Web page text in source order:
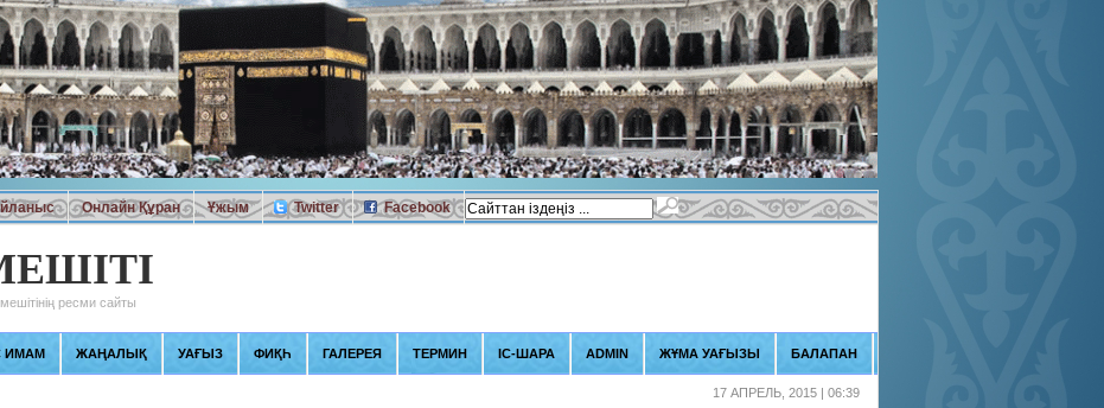
Онлайн Құран Ұжым Twitter Facebook
ресми сайты
ИМАМ ЖАҢАЛЫҚ УАҒЫЗ ФИҚҺ ГАЛЕРЕЯ ТЕРМИН ІС-ШАРА ADMIN ЖҰМА УАҒЫЗЫ БАЛАПАН
17 АПРЕЛЬ, 2015 | 06:39